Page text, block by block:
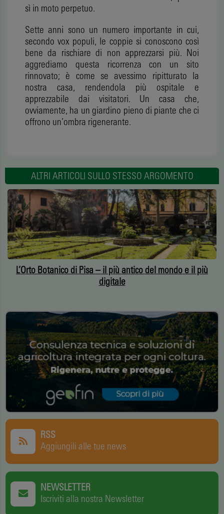
sì in moto perpetuo.
Sette anni sono un numero importante in cui,
secondo vox populi, le coppie si conoscono così
bene da rischiare di non apprezzarsi più. Noi
aggrediamo questa ricorrenza con un sito
rinnovato; è come se avessimo ripitturato la
nostra casa, rendendola più ospitale e
apprezzabile dai visitatori. Un casa che,
ovviamente, ha un giardino pieno di piante che ci
offrono un’ombra rigenerante.
ALTRI ARTICOLI SULLO STESSO ARGOMENTO
L’Orto Botanico di Pisa – il più antico del mondo e il più
digitale
RSS
Aggiungili alle tue news
NEWSLETTER
Iscriviti alla nostra Newsletter